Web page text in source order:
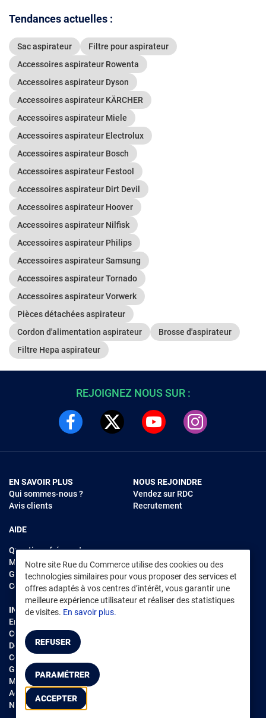
Tendances actuelles :
Sac aspirateur
Filtre pour aspirateur
Accessoires aspirateur Rowenta
Accessoires aspirateur Dyson
Accessoires aspirateur KÄRCHER
Accessoires aspirateur Miele
Accessoires aspirateur Electrolux
Accessoires aspirateur Bosch
Accessoires aspirateur Festool
Accessoires aspirateur Dirt Devil
Accessoires aspirateur Hoover
Accessoires aspirateur Nilfisk
Accessoires aspirateur Philips
Accessoires aspirateur Samsung
Accessoires aspirateur Tornado
Accessoires aspirateur Vorwerk
Pièces détachées aspirateur
Cordon d'alimentation aspirateur
Brosse d'aspirateur
Filtre Hepa aspirateur
Notre site Rue du Commerce utilise des cookies ou des
technologies similaires pour vous proposer des services et
offres adaptés à vos centres d’intérêt, vous garantir une
meilleure expérience utilisateur et réaliser des statistiques
de visites. En savoir plus.
REFUSER
PARAMÉTRER
ACCEPTER
REJOIGNEZ NOUS SUR :
EN SAVOIR PLUS
Qui sommes-nous ?
Avis clients
AIDE
Questions fréquentes
Modes de règlements
Garantie et retours
Contacter Rue du Commerce
NOUS REJOINDRE
Vendez sur RDC
Recrutement
INFORMATIONS LÉGALES
Environnement
CGV /CGU Marketplace
Données personnelles
Cookies
Gérer mes cookies
Mentions légales
Accessibilité : non conforme
Notice d'accessibilité